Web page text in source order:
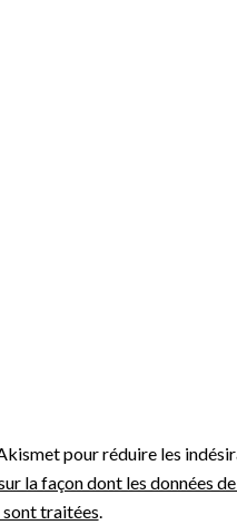
pour réduire les
la façon dont les données
traitées